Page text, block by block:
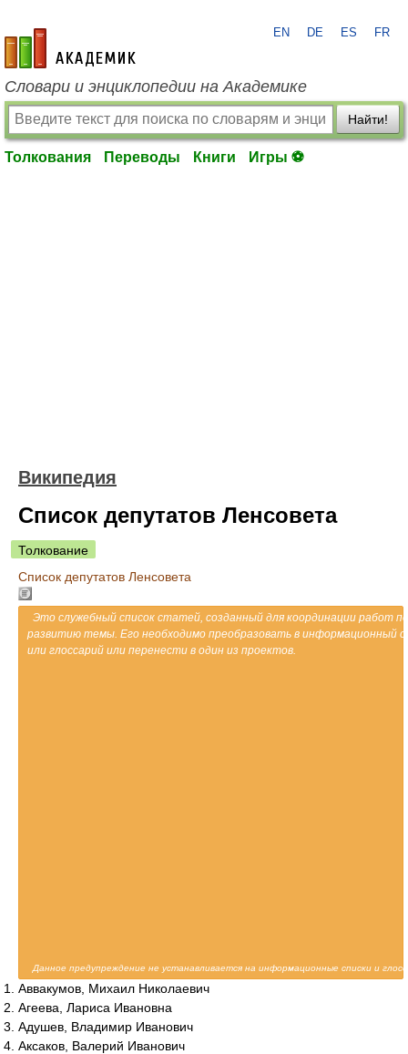
academic.ru
EN DE ES FR
Словари и энциклопедии на Академике
Найти!
Толкования Переводы Книги Игры ⚽
Википедия
Список депутатов Ленсовета
Толкование
Список депутатов Ленсовета
Это служебный список статей, созданный для координации работ по
развитию темы. Его необходимо преобразовать в информационный
или глоссарий или перенести в один из проектов.
Данное предупреждение не устанавливается на информационные списки и
Аввакумов, Михаил Николаевич
Агеева, Лариса Ивановна
Адушев, Владимир Иванович
Аксаков, Валерий Иванович